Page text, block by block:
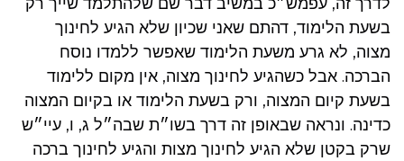
בשעת הלימוד, דהתם שאני שכיון שלא הגיע לחינוך
מצוה, לא גרע משעת הלימוד שאפשר ללמדו נוסח
הברכה. אבל כשהגיע לחינוך מצוה, אין מקום ללימוד
בשעת קיום המצוה, ורק בשעת הלימוד או בקיום המצוה
כדינה. ונראה שבאופן זה דרך בשו״ת שבה״ל ג, ו, עיי״ש
שרק בקטן שלא הגיע לחינוך מצות והגיע לחינוך ברכה